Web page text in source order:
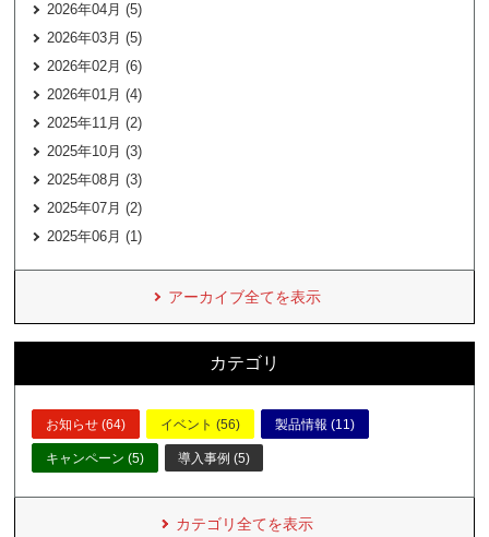
2026年04月 (5)
2026年03月 (5)
2026年02月 (6)
2026年01月 (4)
2025年11月 (2)
2025年10月 (3)
2025年08月 (3)
2025年07月 (2)
2025年06月 (1)
アーカイブ全てを表示
カテゴリ
お知らせ (64) イベント (56) 製品情報 (11)
キャンペーン (5) 導入事例 (5)
カテゴリ全てを表示